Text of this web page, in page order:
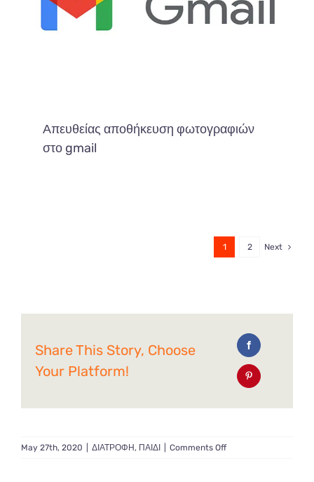
Απευθείας αποθήκευση φωτογραφιών
στο gmail
1 2 Next
Share This Story, Choose
Your Platform!
May 27th, 2020 ΔΙΑΤΡΟΦΗ, ΠΑΙΔΙ Comments Offon